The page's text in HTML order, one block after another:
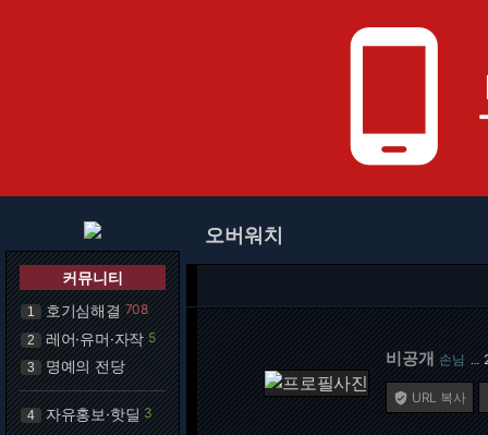
phone_android
커뮤니티
1 호기심해결 708
2 레어·유머·자작 5
3 명예의 전당
4 자유홍보·핫딜 3
오버워치
비공개 손님 …
 URL 복사